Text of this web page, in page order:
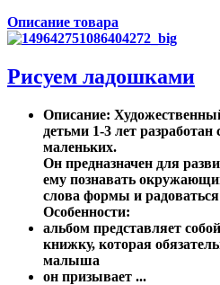
Описание товара
Рисуем ладошками
Описание:
детьми 1-3 лет
маленьких.
Он предназначен для
ему познавать
слова формы и
Особенности:
альбом представляет
книжку, которая
малыша
он призывает ...